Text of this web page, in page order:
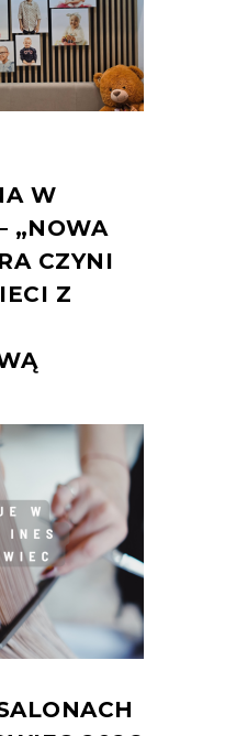
W
„NOWA
CZYNI
Z